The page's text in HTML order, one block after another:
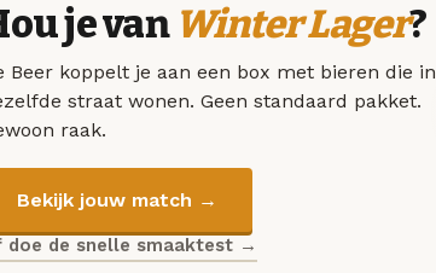
je van Winter Lager?
Beer koppelt je aan een box met bieren die in
straat wonen. Geen standaard pakket.
raak.
Bekijk jouw match →
doe de snelle smaaktest →